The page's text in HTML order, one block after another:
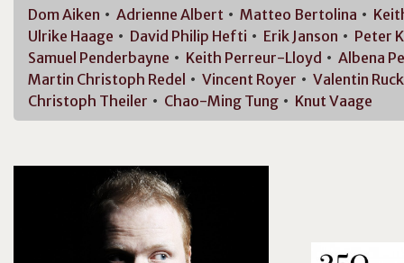
Dom Aiken Adrienne Albert Matteo Bertolina
Ulrike Haage David Philip Hefti Erik Janson Peter
Samuel Penderbayne Keith Perreur-Lloyd Albena
Martin Christoph Redel Vincent Royer Valentin
Christoph Theiler Chao-Ming Tung Knut Vaage